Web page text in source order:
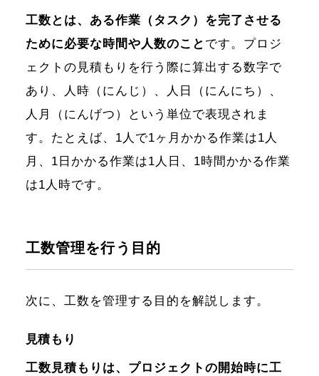
工数とは、ある作業（タスク）を完了させる
ために必要な時間や人数のこと です。プロジ
ェクトの見積もりを行う際に算出する数字で
あり、人時（にんじ）、人日（にんにち）、
人月（にんげつ）という単位で表現されま
す。たとえば、1人で1ヶ月かかる作業は1人
月、1日かかる作業は1人日、1時間かかる作業
は1人時です。
工数管理を行う目的
次に、工数を管理する目的を解説します。
見積もり
工数見積もりは、プロジェクトの開始時に工